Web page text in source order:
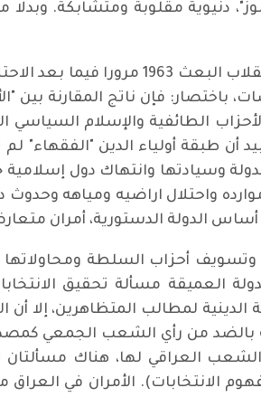
دنيوية مقلوبة ومتشابكة.
فإن ناتج المقارنة بين
الطائفية والإسلام
أن طبقة أولياء الدين "الفقهاء"
وسيادتها وانتهاك دول إسلامية
واحتلال اراضيه ومياهه وحدوث
الدولة الدستورية، أمران
أحزاب السلطة ومحاولاتها
العميقة مسألة تحقيق
لمطالب المتظاهرين، إلا
بالضد من رأي الشعب الجمعي
الشعب العراقي لها، هناك
الانتخابات). الأمران في العراق من